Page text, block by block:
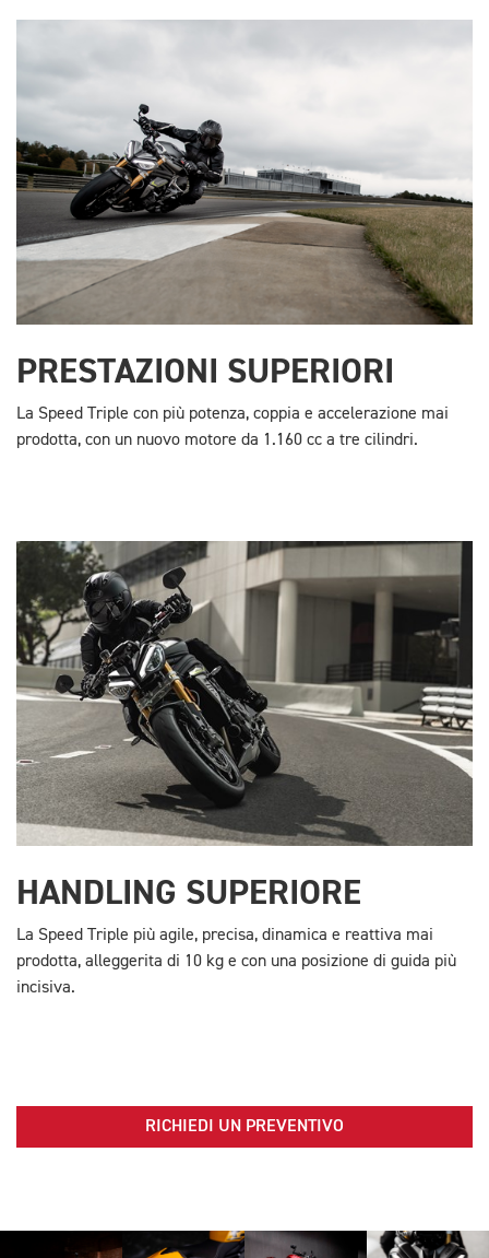
PRESTAZIONI SUPERIORI
La Speed Triple con più potenza, coppia e accelerazione mai
prodotta, con un nuovo motore da 1.160 cc a tre cilindri.
HANDLING SUPERIORE
La Speed Triple più agile, precisa, dinamica e reattiva mai
prodotta, alleggerita di 10 kg e con una posizione di guida più
incisiva.
RICHIEDI UN PREVENTIVO